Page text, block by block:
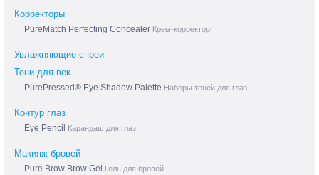
Корректоры
PureMatch Perfecting Concealer Крем-корректор
Увлажняющие спреи
Тени для век
PurePressed® Eye Shadow Palette Наборы теней для глаз
Контур глаз
Eye Pencil Карандаш для глаз
Макияж бровей
Pure Brow Brow Gel Гель для бровей